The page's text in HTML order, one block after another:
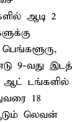
ஆடி 2
9-வது இடத்
ஆட் டங்களில்
18
லெவன்